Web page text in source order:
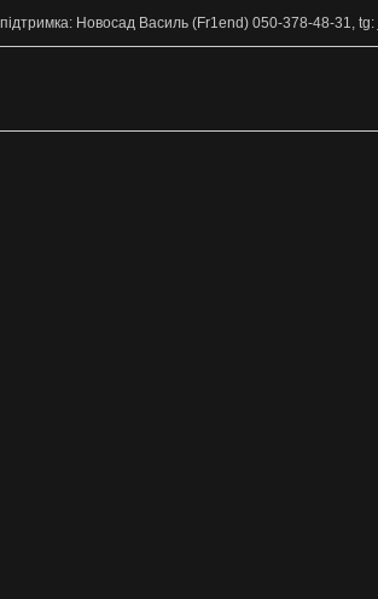
підтримка: Новосад Василь (Fr1end) 050-378-48-31, tg: